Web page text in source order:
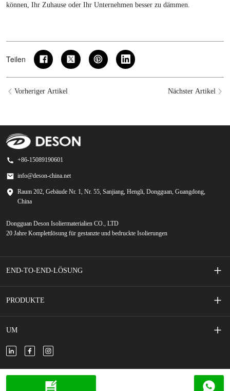
können, Ihr Zuhause oder Ihr Unternehmen besser zu dämmen.
Teilen
Vorheriger Artikel Nächster Artikel
+86-15089190601
info@deson-china.net
Raum 202, Gebäude Nr. 1, Nr. 55, Sanjiang, Hengli, Dongguan, Guangdong,
China
Dongguan Deson Isoliermaterialien CO., LTD
20 Jahre Komplettlösung für gestanzte und bedruckte Isolierungen
END-TO-END-LÖSUNG
Siebgedruckte Membranschalter
Neues Energiefahrzeug
Neue Energiespeicher
PRODUKTE
Klebeband
Klebeschaum
UM
Über uns
Kontaktiere uns